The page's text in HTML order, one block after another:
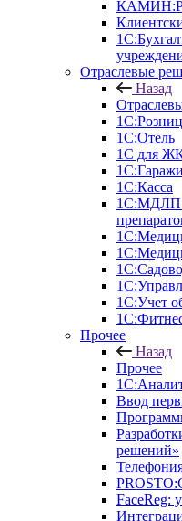
Отраслевые
Назад
1С:Отель
1С для
1С:Гаражи
1С:Касса
1С:МДЛП
1С:Учет
Прочее
Назад
Прочее
Ввод
решений»
FaceReg: